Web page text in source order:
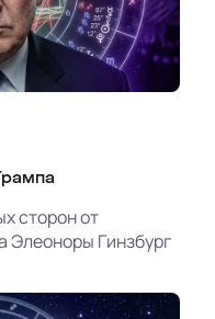
сторон от
Элеоноры Гинзбург